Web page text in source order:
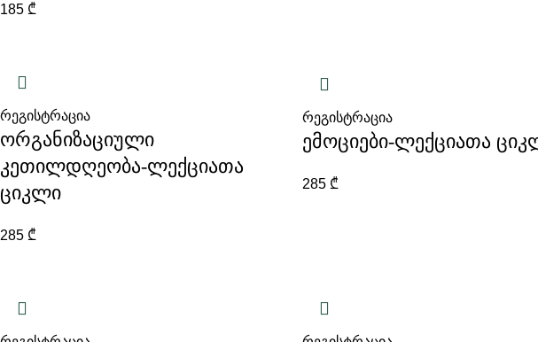
185 ₾
რეგისტრაცია
ორგანიზაციული
კეთილდღეობა-ლექციათა
ციკლი
285 ₾
რეგისტრაცია
ემოციები-ლექციათა
285 ₾